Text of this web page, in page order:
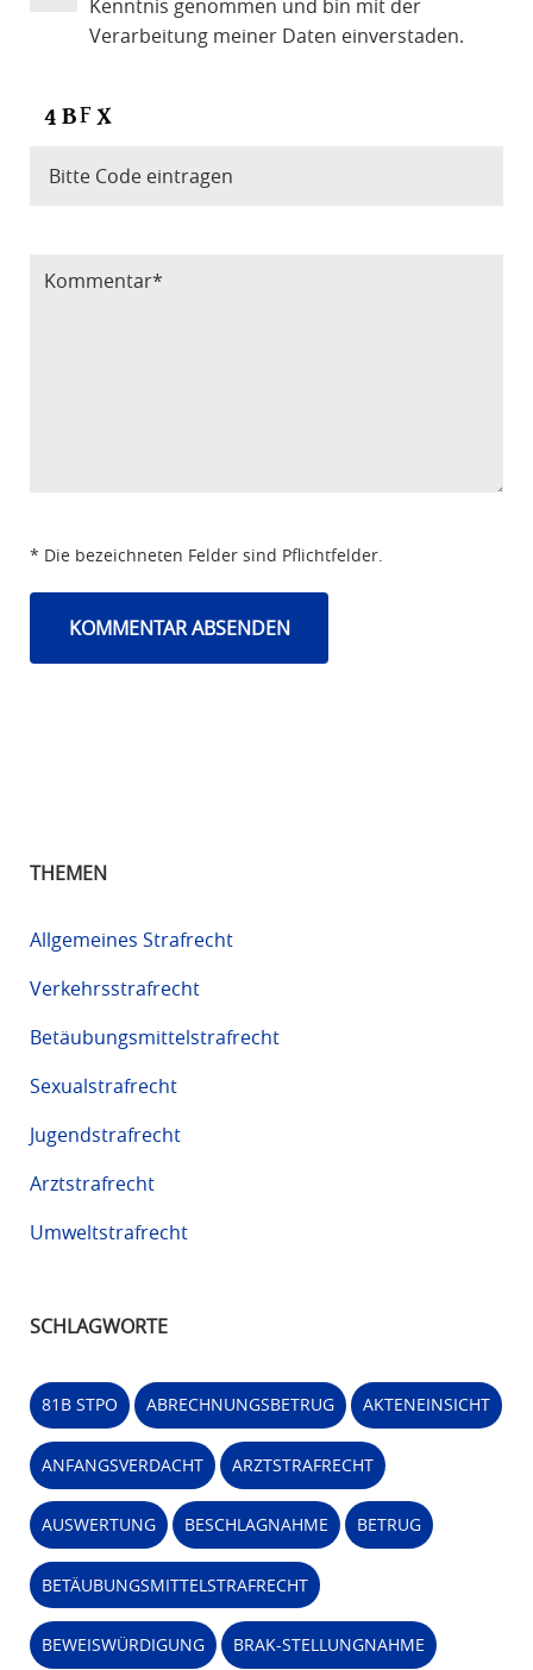
Kenntnis genommen und bin mit der
Verarbeitung meiner Daten einverstaden.
* Die bezeichneten Felder sind Pflichtfelder.
THEMEN
Allgemeines Strafrecht
Verkehrsstrafrecht
Betäubungsmittelstrafrecht
Sexualstrafrecht
Jugendstrafrecht
Arztstrafrecht
Umweltstrafrecht
SCHLAGWORTE
81B STPO ABRECHNUNGSBETRUG AKTENEINSICHT
ANFANGSVERDACHT ARZTSTRAFRECHT
AUSWERTUNG BESCHLAGNAHME BETRUG
BETÄUBUNGSMITTELSTRAFRECHT
BEWEISWÜRDIGUNG BRAK-STELLUNGNAHME